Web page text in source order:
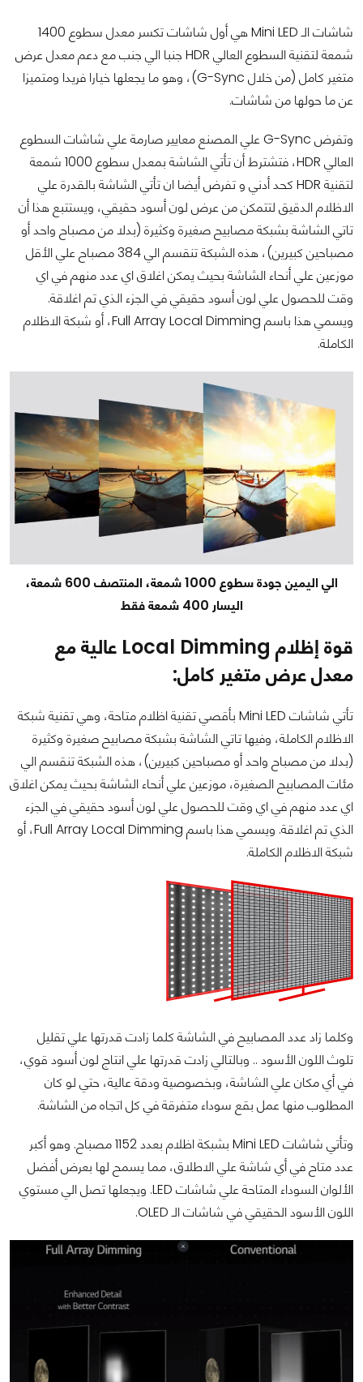
شاشات الـ Mini LED هي أول شاشات تكسر معدل سطوع 1400
شمعة لتقنية السطوع العالي HDR جنبا الي جنب مع دعم معدل عرض
متغير كامل (من خلال G-Sync)، وهو ما يجعلها خيارا فريدا ومتميزا
عن ما حولها من شاشات.
وتفرض G-Sync علي المصنع معايير صارمة علي شاشات السطوع
العالي HDR، فتشترط أن تأتي الشاشة بمعدل سطوع 1000 شمعة
لتقنية HDR كحد أدني و تفرض أيضا ان تأتي الشاشة بالقدرة علي
الاظلام الدقيق لتتمكن من عرض لون أسود حقيقي، ويستتبع هذا أن
تاتي الشاشة بشبكة مصابيح صغيرة وكثيرة (بدلا من مصباح واحد أو
مصباحين كبيرين)، هذه الشبكة تنقسم الي 384 مصباح علي الأقل
موزعين علي أنحاء الشاشة بحيث يمكن اغلاق اي عدد منهم في اي
وقت للحصول علي لون أسود حقيقي في الجزء الذي تم اغلاقة.
ويسمي هذا باسم Full Array Local Dimming، أو شبكة الاظلام
الكاملة.
الي اليمين جودة سطوع 1000 شمعة، المنتصف 600 شمعة،
اليسار 400 شمعة فقط
قوة إظلام Local Dimming عاليةمع
معدل عرض متغير كامل:
تأتي شاشات Mini LED بأقصي تقنية اظلام متاحة، وهي تقنية شبكة
الاظلام الكاملة، وفيها تاتي الشاشة بشبكة مصابيح صغيرة وكثيرة
(بدلا من مصباح واحد أو مصباحين كبيرين)، هذه الشبكة تنقسم الي
مئات المصابيح الصغيرة، موزعين علي أنحاء الشاشة بحيث يمكن اغلاق
اي عدد منهم في اي وقت للحصول علي لون أسود حقيقي في الجزء
الذي تم اغلاقة. ويسمي هذا باسم Full Array Local Dimming، أو
شبكة الاظلام الكاملة.
وكلما زاد عدد المصابيح في الشاشة كلما زادت قدرتها علي تقليل
تلوث اللون الأسود .. وبالتالي زادت قدرتها علي انتاج لون أسود قوي،
في أي مكان علي الشاشة، وبخصوصية ودقة عالية، حتي لو كان
المطلوب منها عمل بقع سوداء متفرقة في كل اتجاه من الشاشة.
وتأتي شاشات Mini LED بشبكة اظلام بعدد 1152 مصباح. وهو أكبر
عدد متاح في أي شاشة علي الاطلاق، مما يسمح لها بعرض أفضل
الألوان السوداء المتاحة علي شاشات LED. ويجعلها تصل الي مستوي
اللون الأسود الحقيقي في شاشات الـ OLED.